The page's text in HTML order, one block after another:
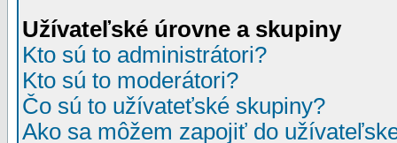
Užívateľské úrovne a skupiny
Kto sú to administrátori?
Kto sú to moderátori?
Čo sú to užívateťské skupiny?
Ako sa môžem zapojiť do